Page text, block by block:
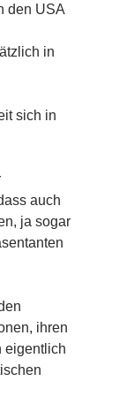
den USA
in
sich in
auch
ja sogar
ihren
eigentlich